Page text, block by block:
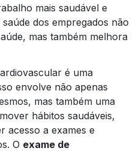
mais saudável e
dos empregados não
mas também melhora
é uma
envolve não apenas
mas também uma
hábitos saudáveis,
acesso a exames e
O exame de